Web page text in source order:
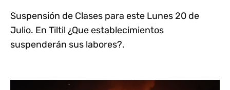
Suspensión de Clases para este Lunes 20 de
Julio. En Tiltil ¿Que establecimientos
suspenderán sus labores?.